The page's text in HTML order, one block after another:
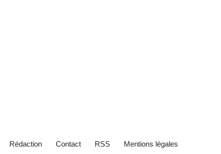
Rédaction Contact RSS Mentions légales